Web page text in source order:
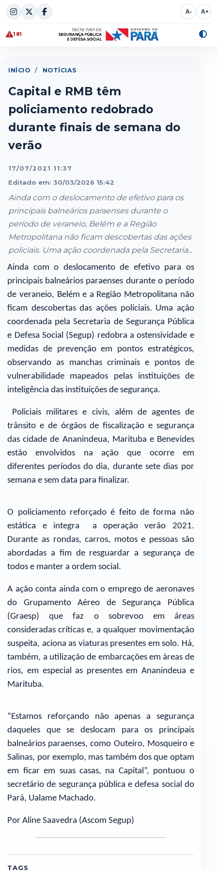
Skip
to
content
A- A+
181
INÍCIO / NOTÍCIAS
Capital e RMB têm
policiamento redobrado
durante finais de semana do
verão
17/07/2021 11:37
Editado em: 30/03/2026 15:42
Ainda com o deslocamento de efetivo para os
principais balneários paraenses durante o
período de veraneio, Belém e a Região
Metropolitana não ficam descobertas das ações
policiais. Uma ação coordenada pela Secretaria...
Ainda com o deslocamento de efetivo para os
principais balneários paraenses durante o período
de veraneio, Belém e a Região Metropolitana não
ficam descobertas das ações policiais. Uma ação
coordenada pela Secretaria de Segurança Pública
e Defesa Social (Segup) redobra a ostensividade e
medidas de prevenção em pontos estratégicos,
observando as manchas criminais e pontos de
vulnerabilidade mapeados pelas instituições de
inteligência das instituições de segurança.
Policiais militares e civis, além de agentes de
trânsito e de órgãos de fiscalização e segurança
das cidade de Ananindeua, Marituba e Benevides
estão envolvidos na ação que ocorre em
diferentes períodos do dia, durante sete dias por
semana e sem data para finalizar.
O policiamento reforçado é feito de forma não
estática e integra a operação verão 2021.
Durante as rondas, carros, motos e pessoas são
abordadas a fim de resguardar a segurança de
todos e manter a ordem social.
A ação conta ainda com o emprego de aeronaves
do Grupamento Aéreo de Segurança Pública
(Graesp) que faz o sobrevoo em áreas
consideradas críticas e, a qualquer movimentação
suspeita, aciona as viaturas presentes em solo. Há,
também, a utilização de embarcações em áreas de
rios, em especial as presentes em Ananindeua e
Marituba.
“Estamos reforçando não apenas a segurança
daqueles que se deslocam para os principais
balneários paraenses, como Outeiro, Mosqueiro e
Salinas, por exemplo, mas também dos que optam
em ficar em suas casas, na Capital”, pontuou o
secretário de segurança pública e defesa social do
Pará, Ualame Machado.
Por Aline Saavedra (Ascom Segup)
TAGS